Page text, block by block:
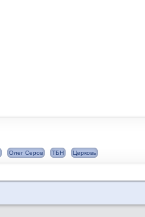
Олег Серов ТБН Церковь